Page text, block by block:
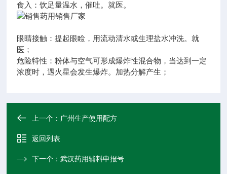
食入：饮足量温水，催吐。就医。
眼睛接触：提起眼睑，用流动清水或生理盐水冲洗。就
医；
危险特性：粉体与空气可形成爆炸性混合物，当达到一定
浓度时，遇火星会发生爆炸。加热分解产生；
上一个： 广州生产使用配方
返回列表
下一个：武汉药用辅料申报号